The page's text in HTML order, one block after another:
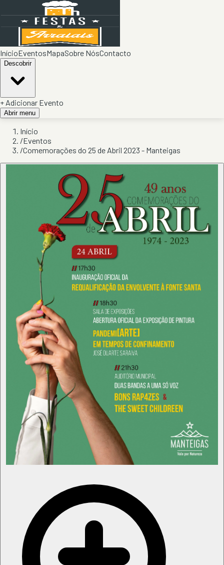
InícioEventosMapaSobre NósContacto
Descobrir
+ Adicionar Evento
Abrir menu
Início
/Eventos
/Comemorações do 25 de Abril 2023 - Manteigas